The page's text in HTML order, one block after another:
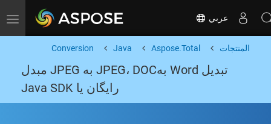
Toggle navigation عربي
المنتجات Aspose.Total
Java
Conversion
تبدیل Word بهJPEG، DOC به JPEG مبدل
رایگان یا Java SDK